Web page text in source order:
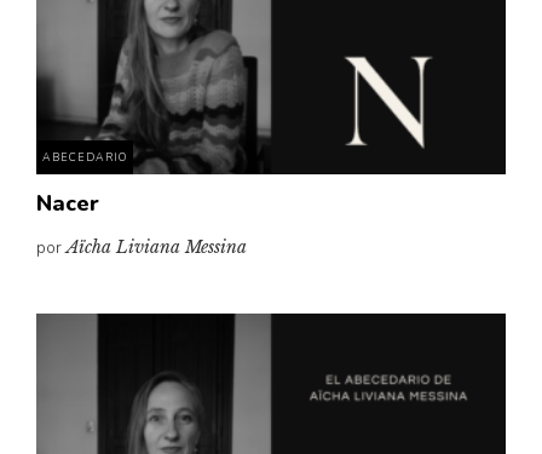
ABECEDARIO
Nacer
porAïcha Liviana Messina